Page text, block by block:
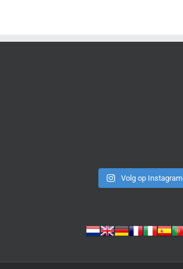
Volg op Instagram